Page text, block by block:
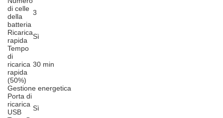
di celle
della
batteria
3
Ricarica
rapida
Sì
Tempo
di
ricarica
rapida
(50%)
30 min
Gestione energetica
Porta di
ricarica
USB
Sì